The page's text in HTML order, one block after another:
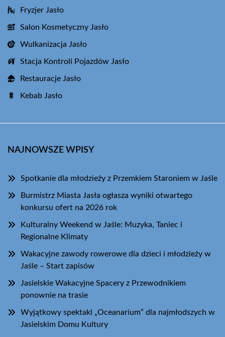
Fryzjer Jasło
Salon Kosmetyczny Jasło
Wulkanizacja Jasło
Stacja Kontroli Pojazdów Jasło
Restauracje Jasło
Kebab Jasło
NAJNOWSZE WPISY
Spotkanie dla młodzieży z Przemkiem Staroniem w Jaśle
Burmistrz Miasta Jasła ogłasza wyniki otwartego
konkursu ofert na 2026 rok
Kulturalny Weekend w Jaśle: Muzyka, Taniec i
Regionalne Klimaty
Wakacyjne zawody rowerowe dla dzieci i młodzieży w
Jaśle – Start zapisów
Jasielskie Wakacyjne Spacery z Przewodnikiem
ponownie na trasie
Wyjątkowy spektakl „Oceanarium” dla najmłodszych w
Jasielskim Domu Kultury